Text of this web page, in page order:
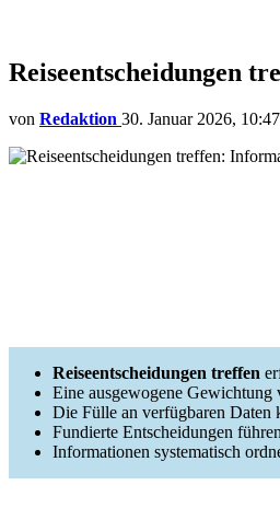
Reiseentscheidungen
von Redaktion 30. Januar 2026, 10:47
Reiseentscheidungen treffen
Eine ausgewogene Gewichtung
Die Fülle an verfügbaren Daten
Fundierte Entscheidungen
Informationen systematisch